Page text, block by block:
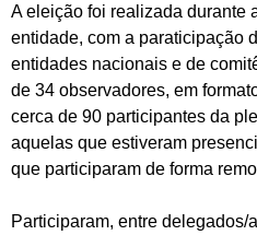
A eleição foi realizada durante
entidade, com a paraticipação
entidades nacionais e de
de 34 observadores, em
cerca de 90 participantes da
aquelas que estiveram
que participaram de forma
Participaram, entre delegados/